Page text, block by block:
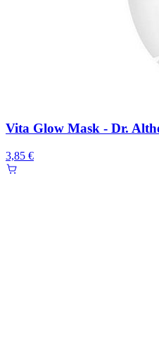
Vita Glow Mask - Dr.
3,85 €